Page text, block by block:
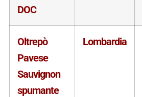
DOC
Oltrepò
Pavese
Sauvignon
spumante
Lombardia